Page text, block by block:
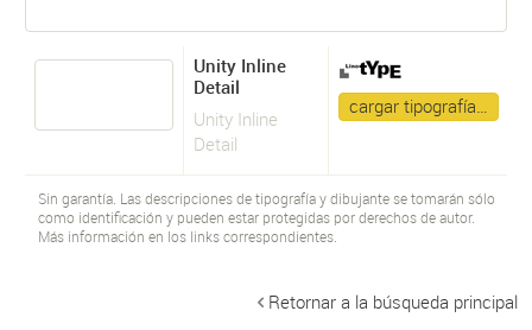
Unity Inline
Detail
Unity Inline
Detail
cargar tipografía…
Sin garantía. Las descripciones de tipografía y dibujante se tomarán sólo
como identificación y pueden estar protegidas por derechos de autor.
Más información en los links correspondientes.
Retornar a la búsqueda principal